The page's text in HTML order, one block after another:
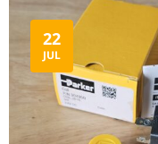
22
JUL